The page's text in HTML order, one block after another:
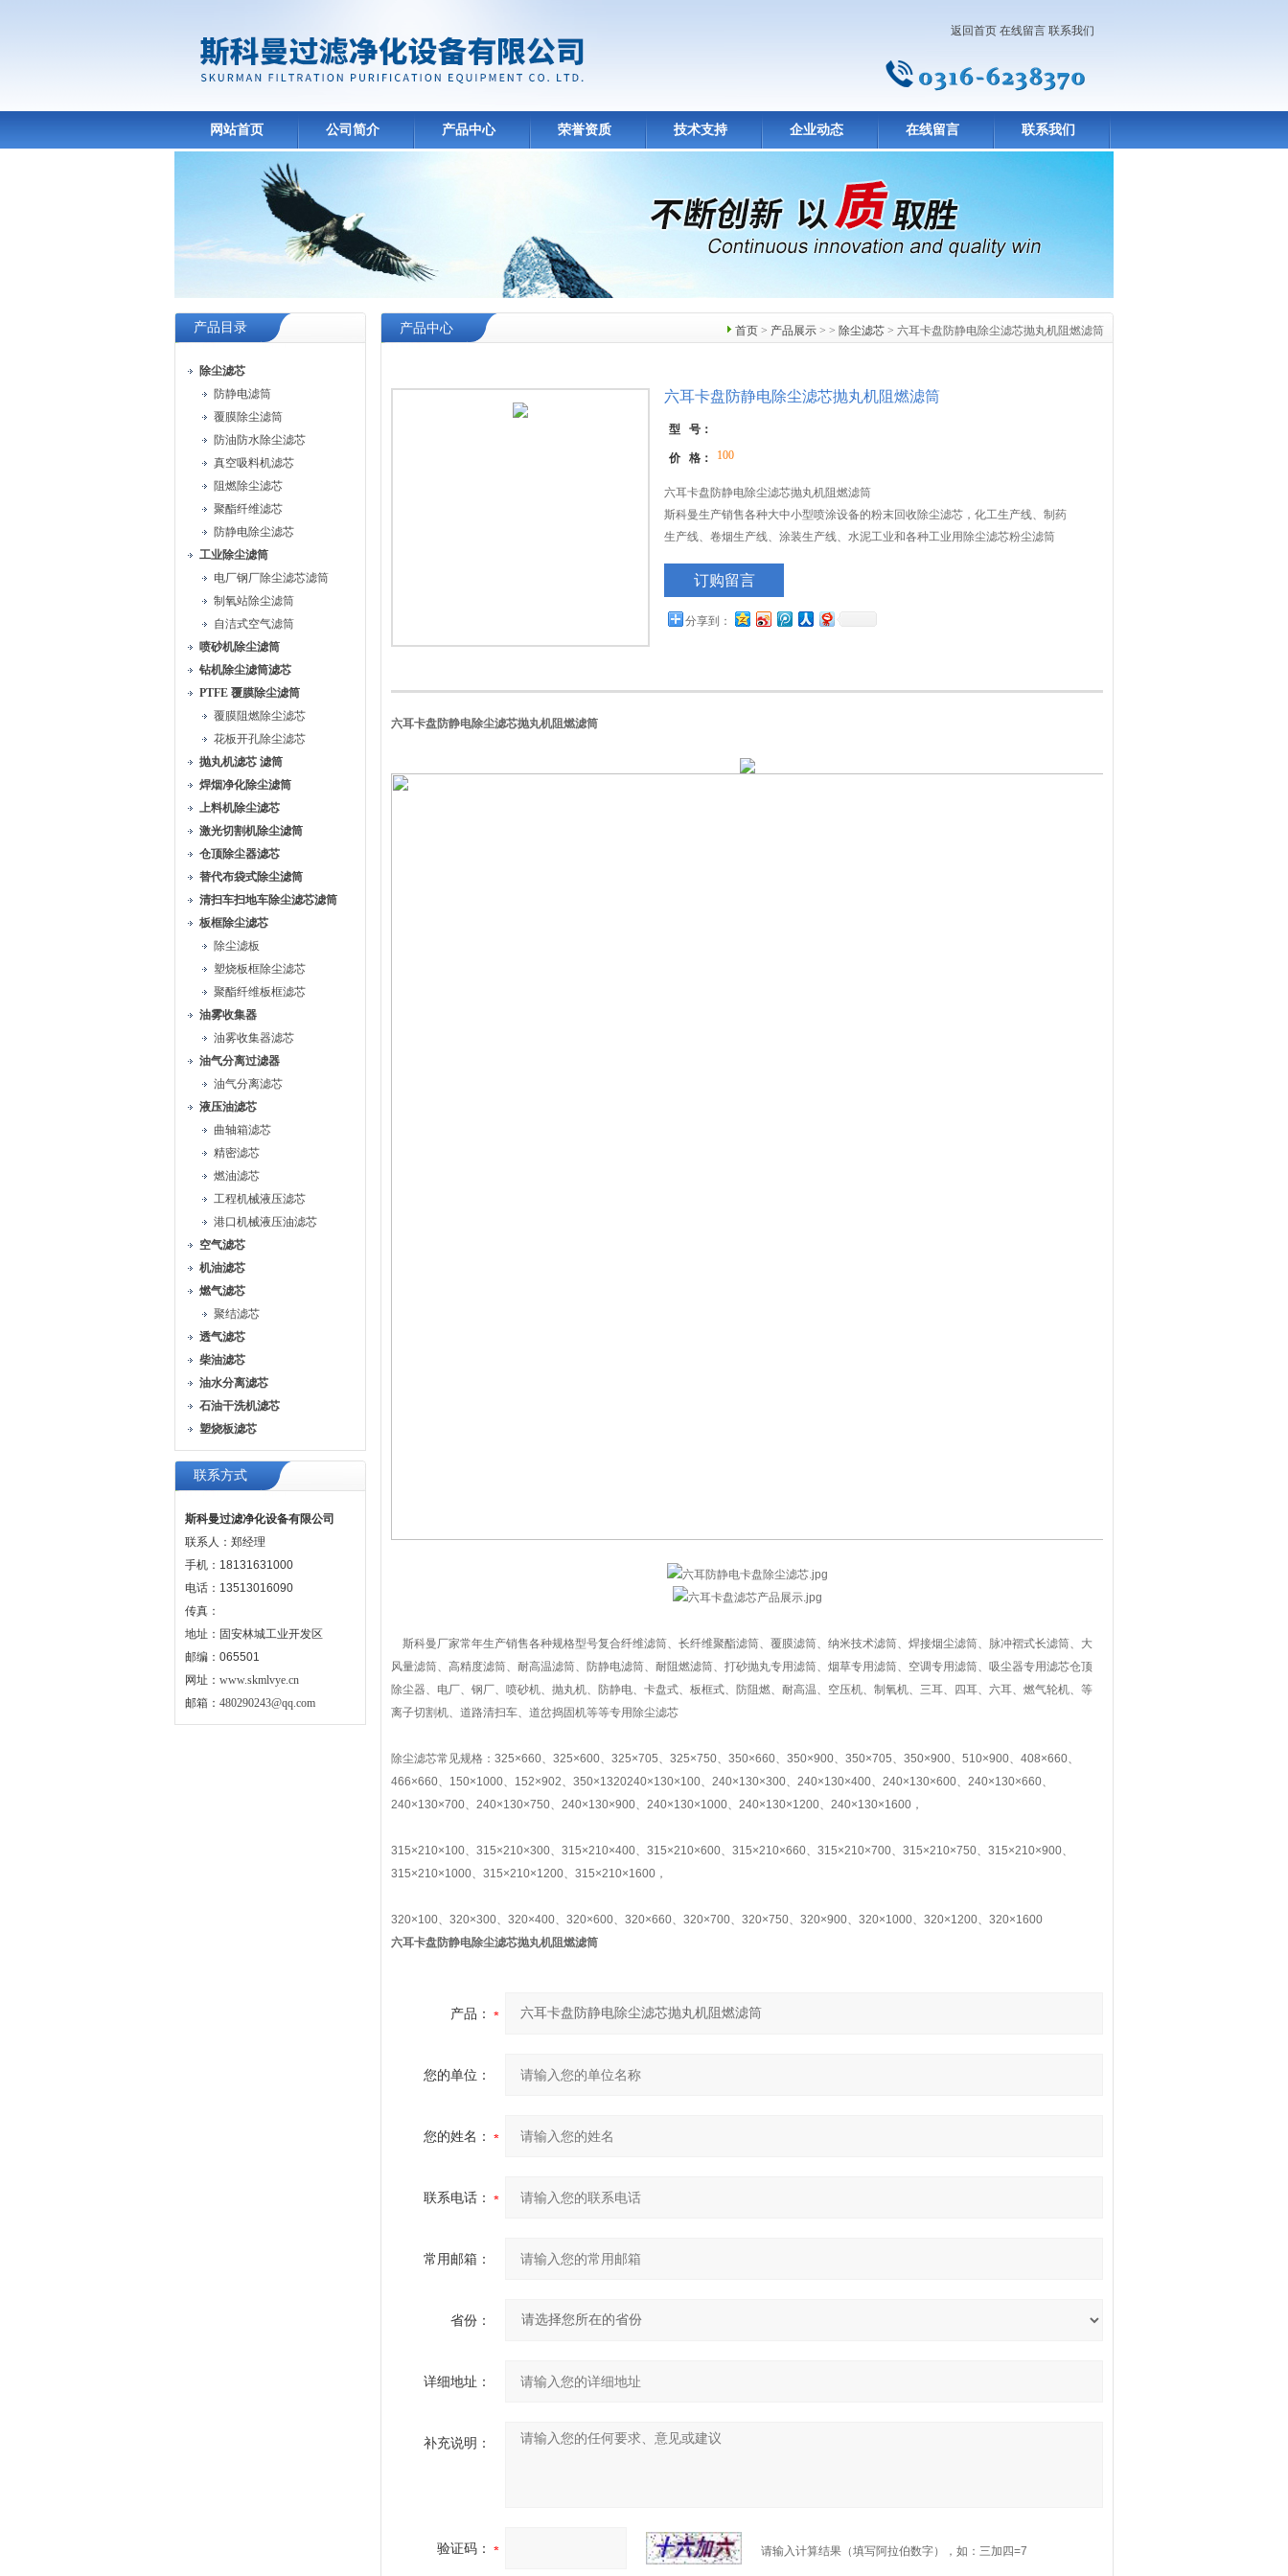
返回首页 在线留言 联系我们
网站首页 公司简介 产品中心 荣誉资质 技术支持 企业动态 在线留言 联系我们
产品目录
除尘滤芯
防静电滤筒
覆膜除尘滤筒
防油防水除尘滤芯
真空吸料机滤芯
阻燃除尘滤芯
聚酯纤维滤芯
防静电除尘滤芯
工业除尘滤筒
电厂钢厂除尘滤芯滤筒
制氧站除尘滤筒
自洁式空气滤筒
喷砂机除尘滤筒
钻机除尘滤筒滤芯
PTFE 覆膜除尘滤筒
覆膜阻燃除尘滤芯
花板开孔除尘滤芯
抛丸机滤芯 滤筒
焊烟净化除尘滤筒
上料机除尘滤芯
激光切割机除尘滤筒
仓顶除尘器滤芯
替代布袋式除尘滤筒
清扫车扫地车除尘滤芯滤筒
板框除尘滤芯
除尘滤板
塑烧板框除尘滤芯
聚酯纤维板框滤芯
油雾收集器
油雾收集器滤芯
油气分离过滤器
油气分离滤芯
液压油滤芯
曲轴箱滤芯
精密滤芯
燃油滤芯
工程机械液压滤芯
港口机械液压油滤芯
空气滤芯
机油滤芯
燃气滤芯
聚结滤芯
透气滤芯
柴油滤芯
油水分离滤芯
石油干洗机滤芯
塑烧板滤芯
联系方式
斯科曼过滤净化设备有限公司
联系人：郑经理
手机：18131631000
电话：13513016090
传真：
地址：固安林城工业开发区
邮编：065501
网址： www.skmlvye.cn
邮箱： 480290243@qq.com
首页 > 产品展示 > > 除尘滤芯 > 六耳卡盘防静电除尘滤芯抛丸机阻燃滤筒
产品中心
六耳卡盘防静电除尘滤芯抛丸机阻燃滤筒
型 号：
价 格： 100
六耳卡盘防静电除尘滤芯抛丸机阻燃滤筒
斯科曼生产销售各种大中小型喷涂设备的粉末回收除尘滤芯，化工生产线、制药
生产线、卷烟生产线、涂装生产线、水泥工业和各种工业用除尘滤芯粉尘滤筒
订购留言
分享到：
六耳卡盘防静电除尘滤芯抛丸机阻燃滤筒
斯科曼厂家常年生产销售各种规格型号复合纤维滤筒、长纤维聚酯滤筒、覆膜滤筒、纳米技术滤筒、焊接烟尘滤筒、脉冲褶式长滤筒、大
风量滤筒、高精度滤筒、耐高温滤筒、防静电滤筒、耐阻燃滤筒、打砂抛丸专用滤筒、烟草专用滤筒、空调专用滤筒、吸尘器专用滤芯仓顶
除尘器、电厂、钢厂、喷砂机、抛丸机、防静电、卡盘式、板框式、防阻燃、耐高温、空压机、制氧机、三耳、四耳、六耳、燃气轮机、等
离子切割机、道路清扫车、道岔捣固机等等专用除尘滤芯
除尘滤芯常见规格：325×660、325×600、325×705、325×750、350×660、350×900、350×705、350×900、510×900、408×660、
466×660、150×1000、152×902、350×1320240×130×100、240×130×300、240×130×400、240×130×600、240×130×660、
240×130×700、240×130×750、240×130×900、240×130×1000、240×130×1200、240×130×1600，
315×210×100、315×210×300、315×210×400、315×210×600、315×210×660、315×210×700、315×210×750、315×210×900、
315×210×1000、315×210×1200、315×210×1600，
320×100、320×300、320×400、320×600、320×660、320×700、320×750、320×900、320×1000、320×1200、320×1600
六耳卡盘防静电除尘滤芯抛丸机阻燃滤筒
产品：
您的单位：
您的姓名：
联系电话：
常用邮箱：
省份：
详细地址：
补充说明：
验证码： 请输入计算结果（填写阿拉伯数字），如：三加四=7